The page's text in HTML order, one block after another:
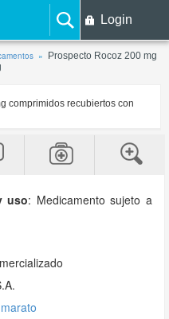
Login
Prospecto Rocoz 200 mg
comprimidos recubiertos con
uso: Medicamento sujeto a